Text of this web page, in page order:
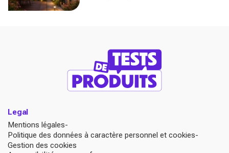
Legal
Mentions légales
Politique des données à caractère personnel et cookies
Gestion des cookies